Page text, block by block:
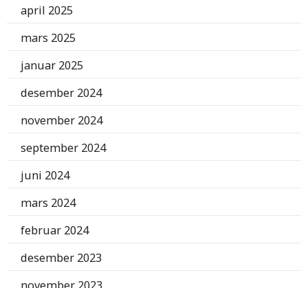
april 2025
mars 2025
januar 2025
desember 2024
november 2024
september 2024
juni 2024
mars 2024
februar 2024
desember 2023